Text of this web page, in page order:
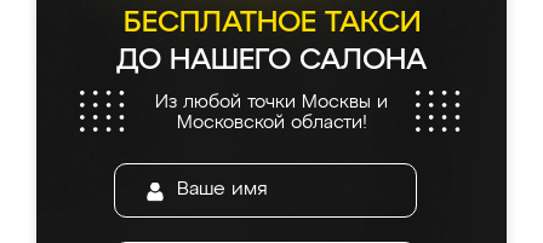
БЕСПЛАТНОЕ ТАКСИ
ДО НАШЕГО САЛОНА
Из любой точки Москвы и
Московской области!